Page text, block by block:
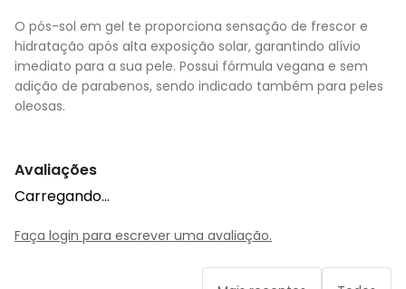
O pós-sol em gel te proporciona sensação de frescor e
hidratação após alta exposição solar, garantindo alívio
imediato para a sua pele. Possui fórmula vegana e sem
adição de parabenos, sendo indicado também para peles
oleosas.
Avaliações
Carregando…
Faça login para escrever uma avaliação.